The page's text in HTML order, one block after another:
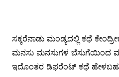
ಸಕ್ಕರೆನಾಡು ಮಂಡ್ಯದಲ್ಲಿ ಕಥೆ
ಮನಸು ಮನಸುಗಳ ಬೆಸುಗೆಯಿಂದ
ಇದೊಂತರ ಡಿಫರೆಂಟ್ ಕಥೆ